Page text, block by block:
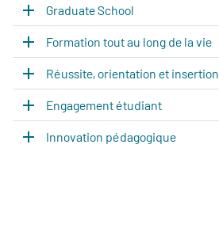
Graduate School
Formation tout au long de la vie
Réussite, orientation et insertion
Engagement étudiant
Innovation pédagogique